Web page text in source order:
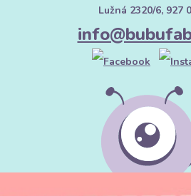
Lužná 2320/6, 927